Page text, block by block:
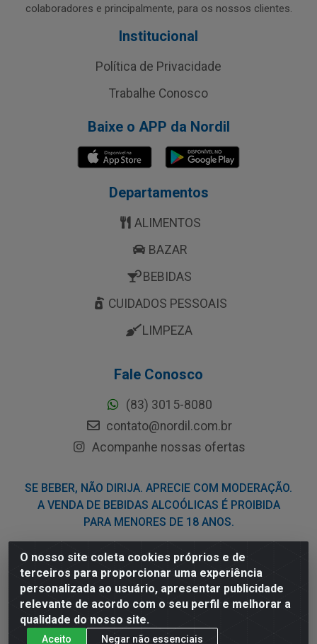
O nosso site coleta cookies próprios e de
terceiros para proporcionar uma experiência
personalizada ao usuário, apresentar publicidade
relevante de acordo com o seu perfil e melhorar a
qualidade do nosso site.
Aceito Negar não essenciais
colaboradores e principalmente, para os nossos clientes.
Institucional
Política de Privacidade
Trabalhe Conosco
Baixe o APP da Nordil
Departamentos
ALIMENTOS
BAZAR
BEBIDAS
CUIDADOS PESSOAIS
LIMPEZA
Fale Conosco
(83) 3015-8080
contato@nordil.com.br
Acompanhe nossas ofertas
SE BEBER, NÃO DIRIJA. APRECIE COM MODERAÇÃO.
A VENDA DE BEBIDAS ALCOÓLICAS É PROIBIDA
PARA MENORES DE 18 ANOS.
Nordil Distribuidora - Avenida Liberdade, 2738, Bloco F -
Sesi - Bayeux/PB - CEP 58.111-400 - CNPJ
03.775.813/0001-41